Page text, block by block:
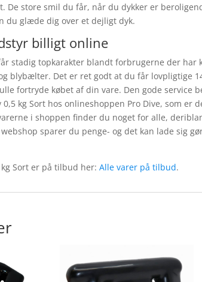
De store smil du får, når du dykker er
du glæde dig over et dejligt dyk.
billigt online
stadig topkarakter blandt forbrugerne der har
blybælter. Det er ret godt at du får lovpligtige
fortryde købet af din vare. Den gode service
0,5 kg Sort hos onlineshoppen Pro Dive, som er
i shoppen finder du noget for alle,
sparer du penge- og det kan lade sig
kg Sort er på tilbud her:Alle varer på tilbud.